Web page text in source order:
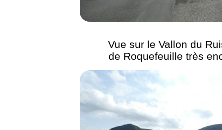
Vue sur le Vallon du
de Roquefeuille très